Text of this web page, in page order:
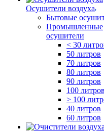
Осушители воздуха
Бытовые
Промышленные
осушители
< 30
50 литров
70 литров
80 литров
90 литров
100 литров
> 100
40 литров
60 литров